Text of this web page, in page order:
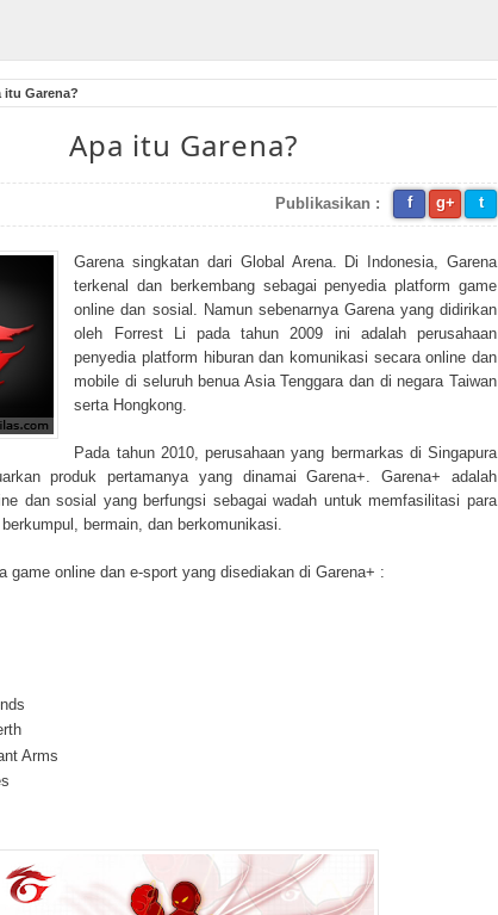
itu Garena?
Apa itu Garena?
f g+ t
Publikasikan :
Garena singkatan dari Global Arena. Di Indonesia, Garena
terkenal dan berkembang sebagai penyedia platform game
online dan sosial. Namun sebenarnya Garena yang didirikan
oleh Forrest Li pada tahun 2009 ini adalah perusahaan
penyedia platform hiburan dan komunikasi secara online dan
mobile di seluruh benua Asia Tenggara dan di negara Taiwan
serta Hongkong.
Pada tahun 2010, perusahaan yang bermarkas di Singapura
produk pertamanya yang dinamai Garena+. Garena+ adalah
dan sosial yang berfungsi sebagai wadah untuk memfasilitasi para
bermain, dan berkomunikasi.
game online dan e-sport yang disediakan di Garena+ :
Arms